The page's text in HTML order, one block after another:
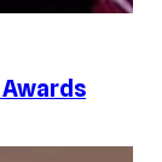
Awards